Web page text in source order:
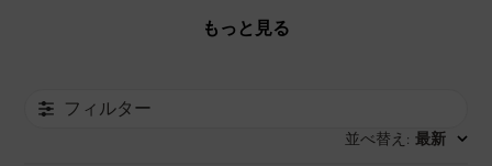
もっと見る
フィルター
並べ替え : 最新